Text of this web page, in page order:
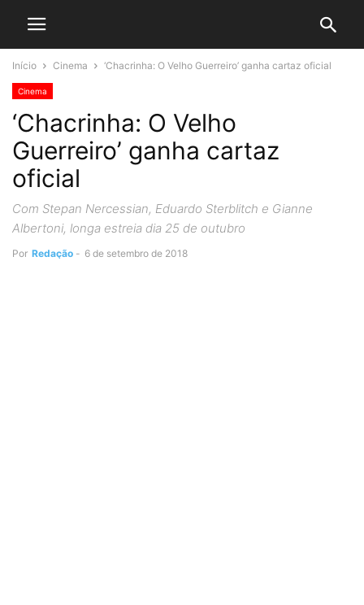
Início Cinema ‘Chacrinha: O Velho Guerreiro’ ganha cartaz oficial
Cinema
‘Chacrinha: O Velho
Guerreiro’ ganha cartaz
oficial
Com Stepan Nercessian, Eduardo Sterblitch e Gianne
Albertoni, longa estreia dia 25 de outubro
Por Redação - 6 de setembro de 2018